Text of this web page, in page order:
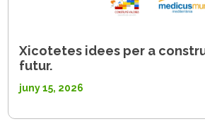
Xicotetes idees per a
futur.
juny 15, 2026